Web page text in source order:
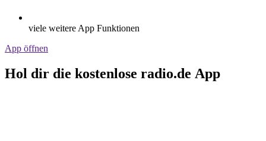
viele weitere App Funktionen
App öffnen
Hol dir die kostenlose radio.de App